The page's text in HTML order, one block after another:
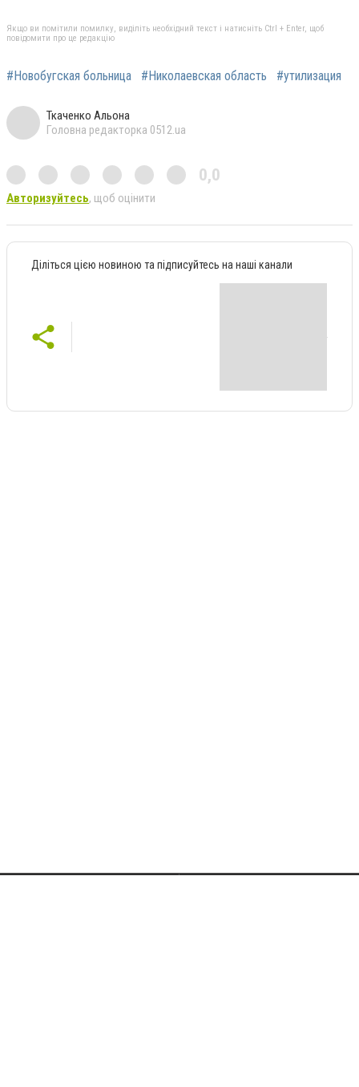
Якщо ви помітили помилку, виділіть необхідний текст і натисніть Ctrl + Enter, щоб
повідомити про це редакцію
#Новобугская больница #Николаевская область #утилизация
Ткаченко Альона
Головна редакторка 0512.ua
0,0
Авторизуйтесь, щоб оцінити
Діліться цією новиною та підписуйтесь на наші канали